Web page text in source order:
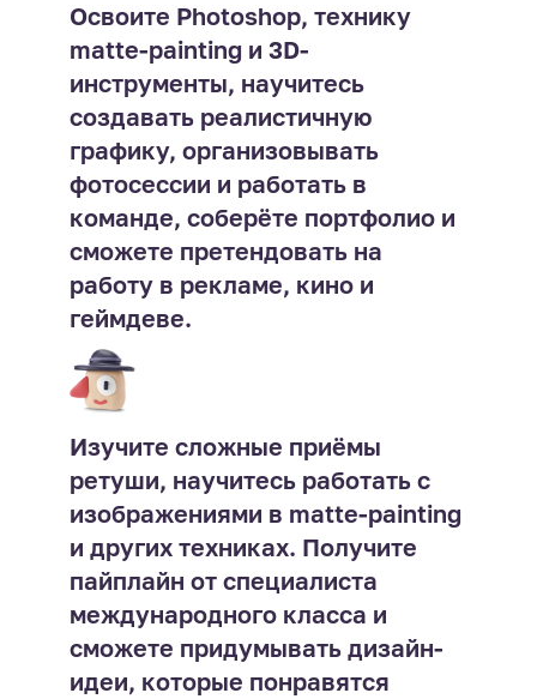
Освоите Photoshop, технику
matte-painting и 3D-
инструменты, научитесь
создавать реалистичную
графику, организовывать
фотосессии и работать в
команде, соберёте портфолио и
сможете претендовать на
работу в рекламе, кино и
геймдеве.
Изучите сложные приёмы
ретуши, научитесь работать с
изображениями в matte-painting
и других техниках. Получите
пайплайн от специалиста
международного класса и
сможете придумывать дизайн-
идеи, которые понравятся